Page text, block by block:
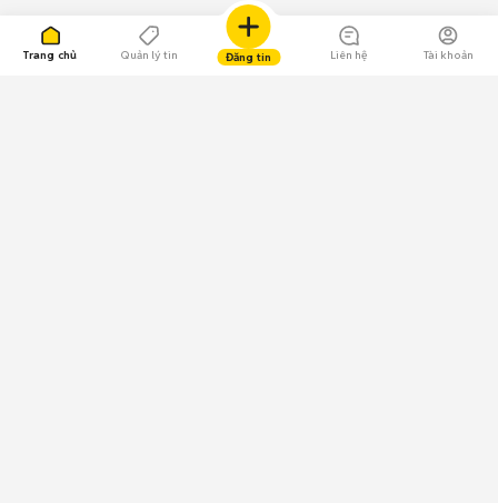
Trang chủ Quản lý tin Đăng tin Liên hệ Tài khoản